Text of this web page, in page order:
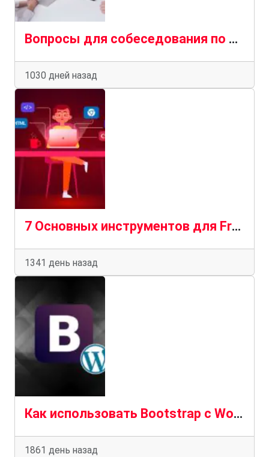
Вопросы для собеседования по Bootstrap
1030 дней назад
7 Основных инструментов для Frontend веб-разработки сайтов в 2023 году
1341 день назад
Как использовать Bootstrap с WordPress для создания своей темы?
1861 день назад